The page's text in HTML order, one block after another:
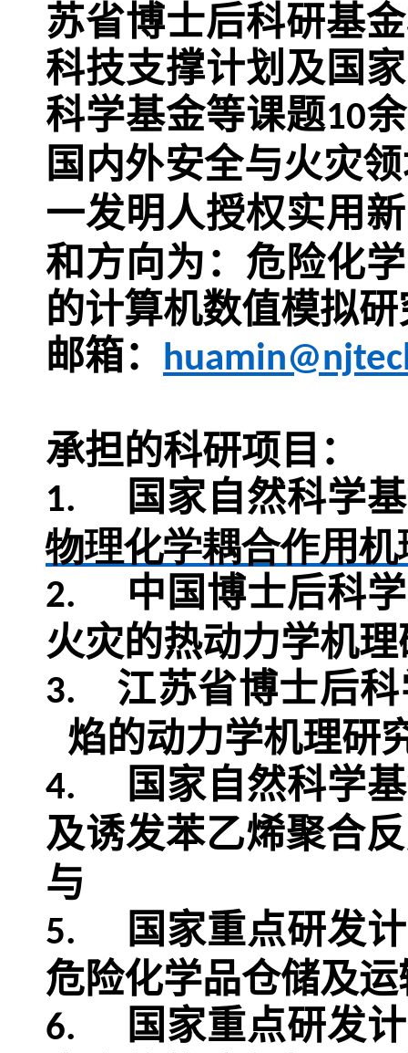
苏省博士后科研基
科技支撑计划及国
科学基金等课题10
国内外安全与火灾
一发明人授权实用
和方向为：危险化
的计算机数值模拟
邮箱：
承担的科研项目：
1.
国家自然科学
物理化学耦合作用
2.
中国博士后科
火灾的热动力学机
3.
江苏省博士后
焰的动力学机理研
4.
国家自然科学
及诱发苯乙烯聚合
与
5.
国家重点研发
危险化学品仓储及
6.
国家重点研发